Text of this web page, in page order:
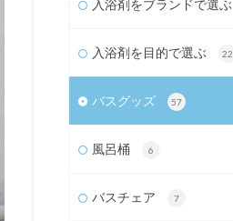
入浴剤をブランドで選ぶ
入浴剤を目的で選ぶ 22
バスグッズ 57
風呂桶 6
バスチェア 7